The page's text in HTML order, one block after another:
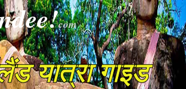
com
यात्रा गाइड